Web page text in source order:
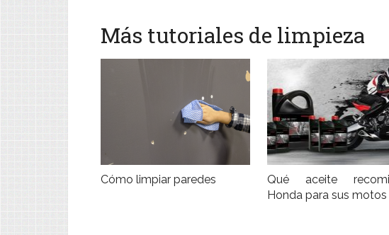
Más tutoriales de limpieza
Cómo limpiar paredes
Qué aceite
Honda para sus motos